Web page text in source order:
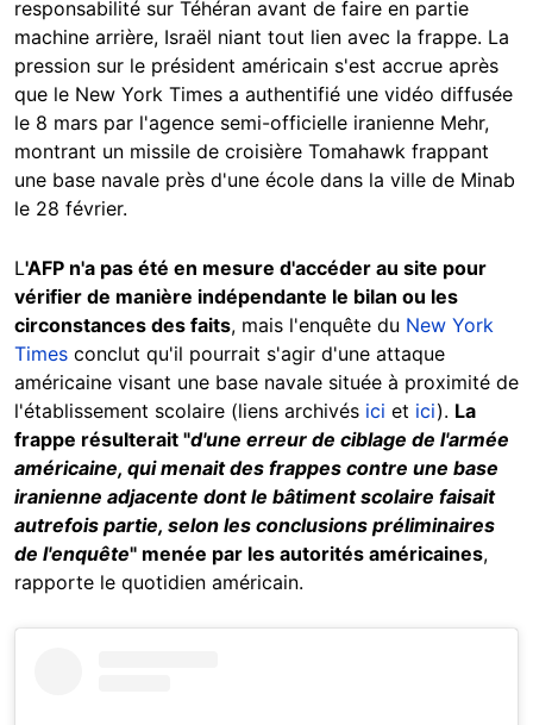
responsabilité sur Téhéran avant de faire en partie
machine arrière, Israël niant tout lien avec la frappe. La
pression sur le président américain s'est accrue après
que le New York Times a authentifié une vidéo diffusée
le 8 mars par l'agence semi-officielle iranienne Mehr,
montrant un missile de croisière Tomahawk frappant
une base navale près d'une école dans la ville de Minab
le 28 février.
L'AFP n'a pas été en mesure d'accéder au site pour
vérifier de manière indépendante le bilan ou les
circonstances des faits, mais l'enquête du New York
Times conclut qu'il pourrait s'agir d'une attaque
américaine visant une base navale située à proximité de
l'établissement scolaire (liens archivés ici et ici). La
frappe résulterait "d'une erreur de ciblage de l'armée
américaine, qui menait des frappes contre une base
iranienne adjacente dont le bâtiment scolaire faisait
autrefois partie, selon les conclusions préliminaires
de l'enquête" menée par les autorités américaines,
rapporte le quotidien américain.